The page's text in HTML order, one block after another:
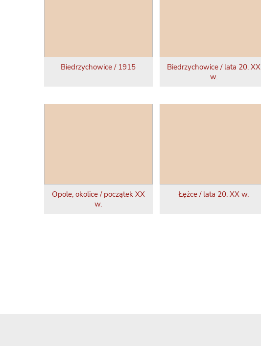
Biedrzychowice / 1915
Biedrzychowice / lata 20. XX
w.
Opole, okolice / początek XX
w.
Łężce / lata 20. XX w.